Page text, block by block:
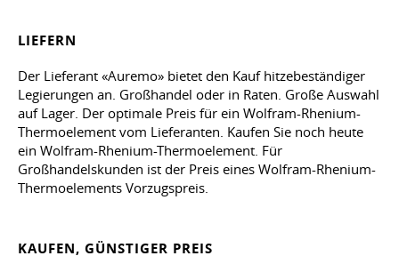
LIEFERN
Der Lieferant «Auremo» bietet den Kauf hitzebeständiger
Legierungen an. Großhandel oder in Raten. Große Auswahl
auf Lager. Der optimale Preis für ein Wolfram-Rhenium-
Thermoelement vom Lieferanten. Kaufen Sie noch heute
ein Wolfram-Rhenium-Thermoelement. Für
Großhandelskunden ist der Preis eines Wolfram-Rhenium-
Thermoelements Vorzugspreis.
KAUFEN, GÜNSTIGER PREIS